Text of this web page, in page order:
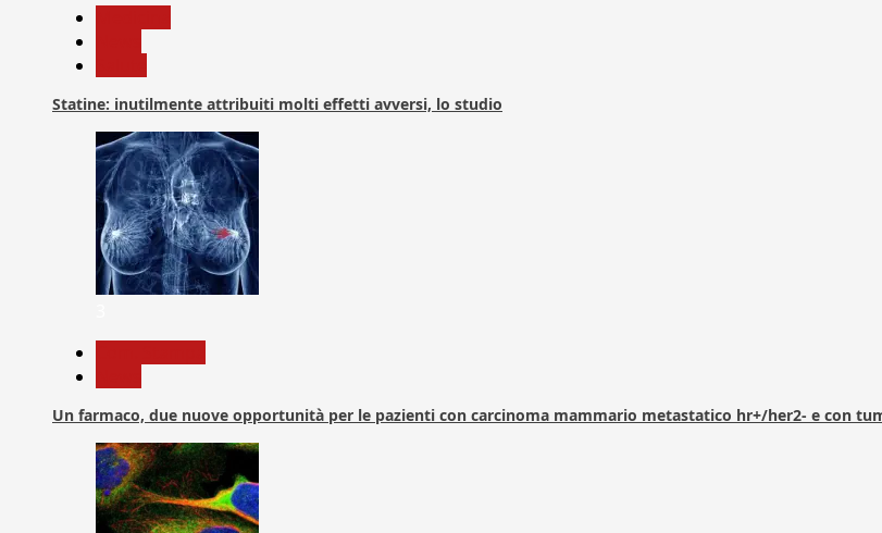
Statine: inutilmente attribuiti molti effetti avversi, lo studio
Un farmaco, due nuove opportunità per le pazienti con carcinoma mammario metastatico hr+/her2- e con